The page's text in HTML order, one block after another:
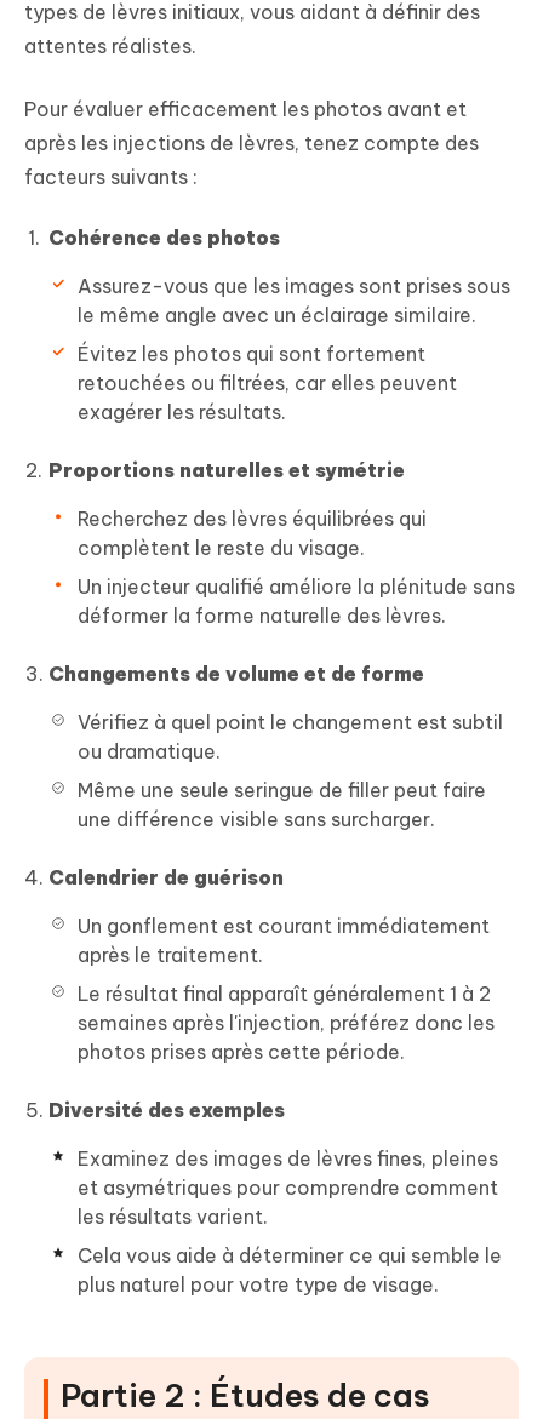
types de lèvres initiaux, vous aidant à définir des
attentes réalistes.
Pour évaluer efficacement les photos avant et
après les injections de lèvres, tenez compte des
facteurs suivants :
Cohérence des photos
Assurez-vous que les images sont prises sous
le même angle avec un éclairage similaire.
Évitez les photos qui sont fortement
retouchées ou filtrées, car elles peuvent
exagérer les résultats.
Proportions naturelles et symétrie
Recherchez des lèvres équilibrées qui
complètent le reste du visage.
Un injecteur qualifié améliore la plénitude sans
déformer la forme naturelle des lèvres.
Changements de volume et de forme
Vérifiez à quel point le changement est subtil
ou dramatique.
Même une seule seringue de filler peut faire
une différence visible sans surcharger.
Calendrier de guérison
Un gonflement est courant immédiatement
après le traitement.
Le résultat final apparaît généralement 1 à 2
semaines après l'injection, préférez donc les
photos prises après cette période.
Diversité des exemples
Examinez des images de lèvres fines, pleines
et asymétriques pour comprendre comment
les résultats varient.
Cela vous aide à déterminer ce qui semble le
plus naturel pour votre type de visage.
Partie 2 : Études de cas